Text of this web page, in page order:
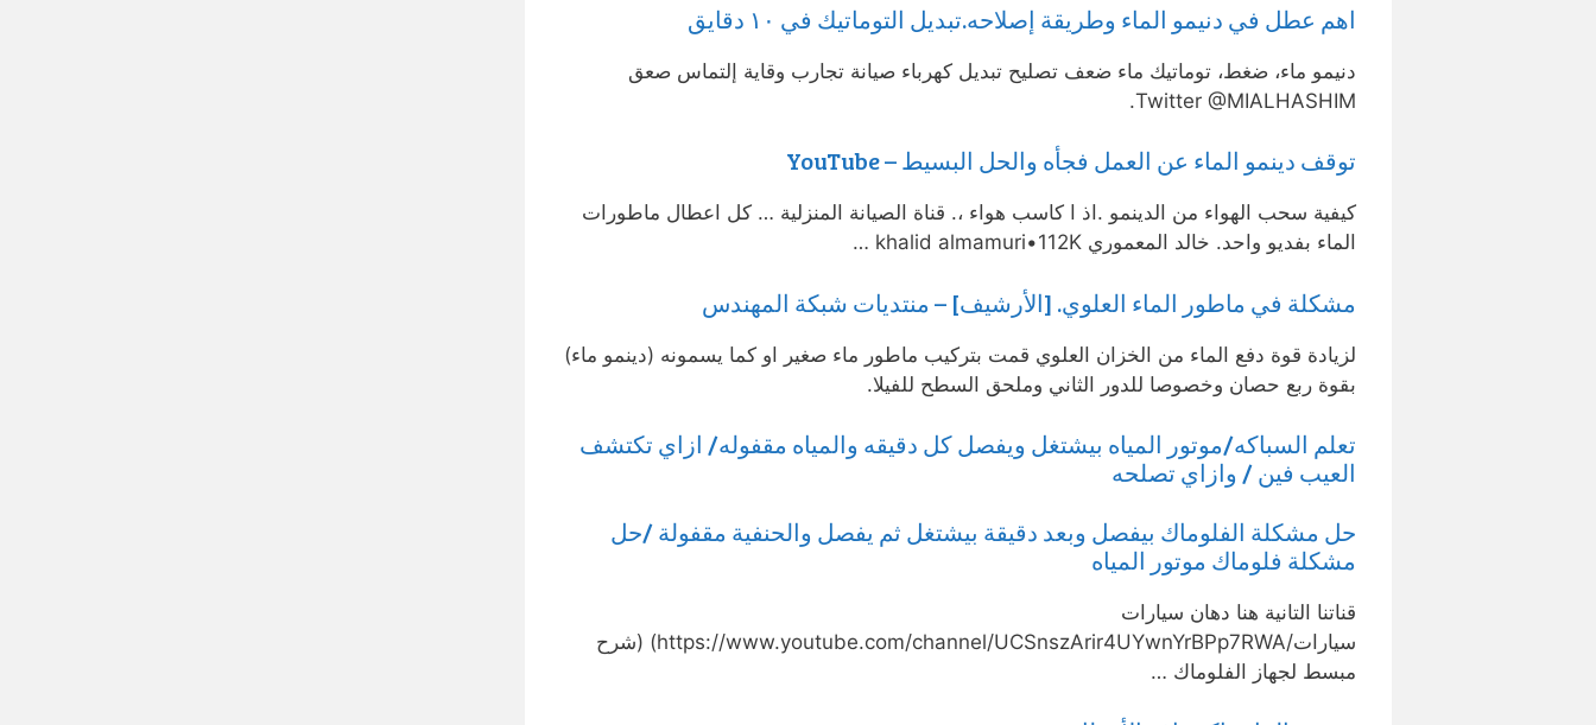
اهم عطل في دنيمو الماء وطريقة إصلاحه.تبديل التوماتيك في ١٠ دقايق
دنيمو ماء، ضغط، توماتيك ماء ضعف تصليح تبديل كهرباء صيانة تجارب وقاية إلتماس صعق
Twitter @MIALHASHIM.
توقف دينمو الماء عن العمل فجأه والحل البسيط – YouTube
كيفية سحب الهواء من الدينمو .اذ ا كاسب هواء ،. قناة الصيانة المنزلية … كل اعطال ماطورات
الماء بفديو واحد. خالد المعموري khalid almamuri•112K …
مشكلة في ماطور الماء العلوي. [الأرشيف] – منتديات شبكة المهندس
لزيادة قوة دفع الماء من الخزان العلوي قمت بتركيب ماطور ماء صغير او كما يسمونه (دينمو ماء)
بقوة ربع حصان وخصوصا للدور الثاني وملحق السطح للفيلا.
تعلم السباكه/موتور المياه بيشتغل ويفصل كل دقيقه والمياه مقفوله/ ازاي تكتشف
العيب فين / وازاي تصلحه
حل مشكلة الفلوماك بيفصل وبعد دقيقة بيشتغل ثم يفصل والحنفية مقفولة /حل
مشكلة فلوماك موتور المياه
قناتنا التانية هنا دهان سيارات
سيارات/https://www.youtube.com/channel/UCSnszArir4UYwnYrBPp7RWA) (شرح
مبسط لجهاز الفلوماك …